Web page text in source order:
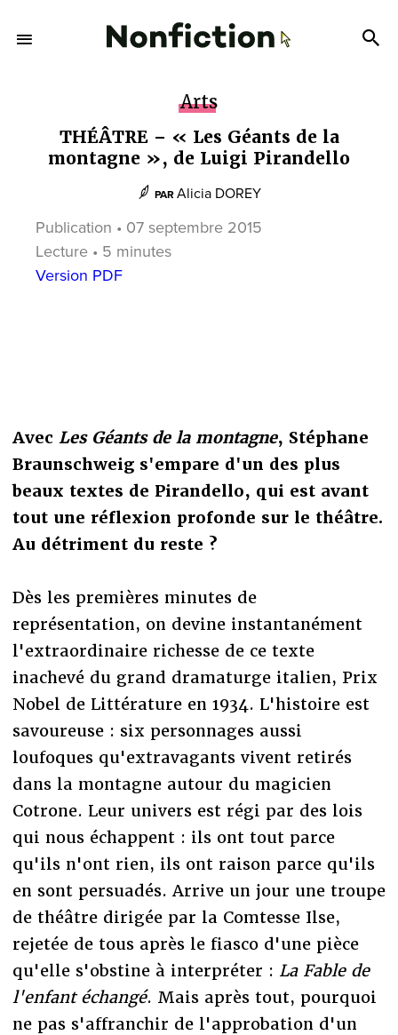
Arts
THÉÂTRE – « Les Géants de la
montagne », de Luigi Pirandello
PAR Alicia DOREY
Publication • 07 septembre 2015
Lecture • 5 minutes
Version PDF
Avec Les Géants de la montagne, Stéphane
Braunschweig s'empare d'un des plus
beaux textes de Pirandello, qui est avant
tout une réflexion profonde sur le théâtre.
Au détriment du reste ?
Dès les premières minutes de
représentation, on devine instantanément
l'extraordinaire richesse de ce texte
inachevé du grand dramaturge italien, Prix
Nobel de Littérature en 1934. L'histoire est
savoureuse : six personnages aussi
loufoques qu'extravagants vivent retirés
dans la montagne autour du magicien
Cotrone. Leur univers est régi par des lois
qui nous échappent : ils ont tout parce
qu'ils n'ont rien, ils ont raison parce qu'ils
en sont persuadés. Arrive un jour une troupe
de théâtre dirigée par la Comtesse Ilse,
rejetée de tous après le fiasco d'une pièce
qu'elle s'obstine à interpréter : La Fable de
l'enfant échangé. Mais après tout, pourquoi
ne pas s'affranchir de l'approbation d'un